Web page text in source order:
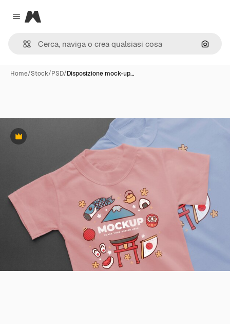
Close menu
Magnific
Cerca
Home/Stock/PSD/Disposizione mock-up…
Premium